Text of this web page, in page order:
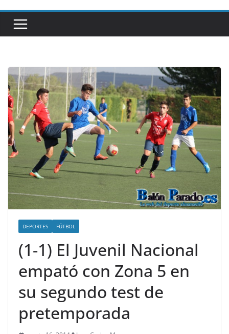
DEPORTES FÚTBOL
(1-1) El Juvenil Nacional
empató con Zona 5 en
su segundo test de
pretemporada